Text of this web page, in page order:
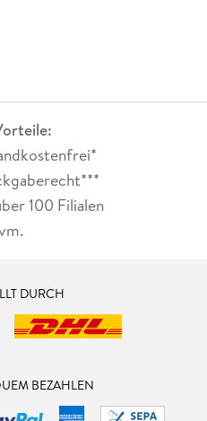
100 Filialen
DURCH
BEZAHLEN